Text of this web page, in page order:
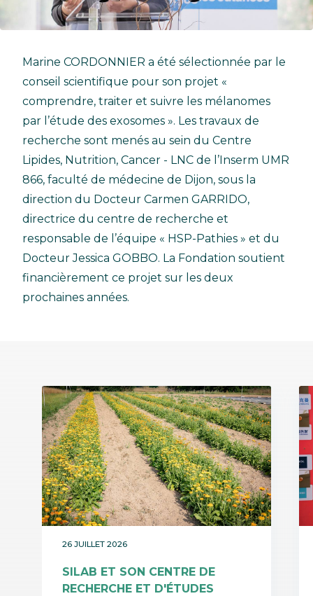
Marine CORDONNIER a été sélectionnée par le
conseil scientifique pour son projet «
comprendre, traiter et suivre les mélanomes
par l’étude des exosomes ». Les travaux de
recherche sont menés au sein du Centre
Lipides, Nutrition, Cancer - LNC de l’Inserm UMR
866, faculté de médecine de Dijon, sous la
direction du Docteur Carmen GARRIDO,
directrice du centre de recherche et
responsable de l’équipe « HSP-Pathies » et du
Docteur Jessica GOBBO. La Fondation soutient
financièrement ce projet sur les deux
prochaines années.
26 JUILLET 2026
SILAB ET SON CENTRE DE
RECHERCHE ET D'ÉTUDES